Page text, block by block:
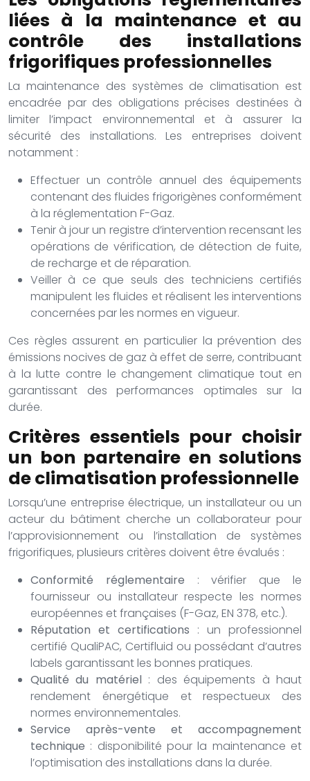
liées à la maintenance et au
contrôle des installations
frigorifiques professionnelles
La maintenance des systèmes de climatisation est
encadrée par des obligations précises destinées à
limiter l’impact environnemental et à assurer la
sécurité des installations. Les entreprises doivent
notamment :
Effectuer un contrôle annuel des équipements
contenant des fluides frigorigènes conformément
à la réglementation F-Gaz.
Tenir à jour un registre d’intervention recensant les
opérations de vérification, de détection de fuite,
de recharge et de réparation.
Veiller à ce que seuls des techniciens certifiés
manipulent les fluides et réalisent les interventions
concernées par les normes en vigueur.
Ces règles assurent en particulier la prévention des
émissions nocives de gaz à effet de serre, contribuant
à la lutte contre le changement climatique tout en
garantissant des performances optimales sur la
durée.
Critères essentiels pour choisir
un bon partenaire en solutions
de climatisation professionnelle
Lorsqu’une entreprise électrique, un installateur ou un
acteur du bâtiment cherche un collaborateur pour
l’approvisionnement ou l’installation de systèmes
frigorifiques, plusieurs critères doivent être évalués :
Conformité réglementaire : vérifier que le
fournisseur ou installateur respecte les normes
européennes et françaises (F-Gaz, EN 378, etc.).
Réputation et certifications : un professionnel
certifié QualiPAC, Certifluid ou possédant d’autres
labels garantissant les bonnes pratiques.
Qualité du matériel: des équipements à haut
rendement énergétique et respectueux des
normes environnementales.
Service après-vente et accompagnement
technique : disponibilité pour la maintenance et
l’optimisation des installations dans la durée.